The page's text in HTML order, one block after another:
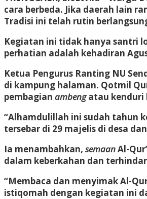
cara berbeda. Jika daerah lain
Tradisi ini telah rutin
Kegiatan ini tidak hanya santri
perhatian adalah kehadiran
Ketua Pengurus Ranting NU
di kampung halaman. Qotmil
pembagian ambengatau kenduri
“Alhamdulillah ini sudah tahun
tersebar di 29 majelis di desa
Ia menambahkan, semaanAl-
dalam keberkahan dan
“Membaca dan menyimak Al-
istiqomah dengan kegiatan ini